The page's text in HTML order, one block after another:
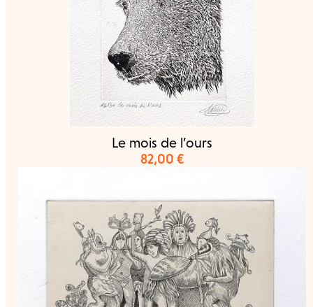
Le mois de l’ours
82,00 €